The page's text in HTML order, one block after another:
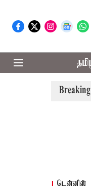
தமிழ்த்தாய்
டென்னிஸ்